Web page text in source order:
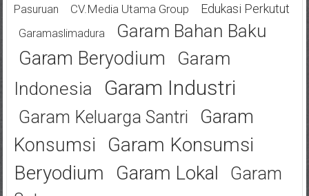
Pasuruan
CV.Media Utama Group Edukasi Perkutut
Garamaslimadura Garam Bahan Baku
Garam Beryodium
Garam
Indonesia
Garam Industri
Garam Keluarga Santri
Garam
Konsumsi
Garam Konsumsi
Beryodium
Garam Lokal
Garam